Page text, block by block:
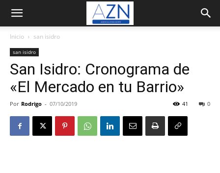
Inicio san isidro
san isidro
San Isidro: Cronograma de
«El Mercado en tu Barrio»
Por Rodrigo - 07/10/2019 0
41